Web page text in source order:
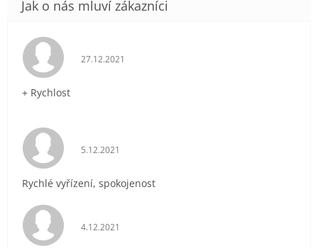
Hodnocení obchodu je 5 z 5 hvězdiček.
27.12.2021
+ Rychlost
Hodnocení obchodu je 5 z 5 hvězdiček.
5.12.2021
Rychlé vyřízení, spokojenost
Hodnocení obchodu je 5 z 5 hvězdiček.
4.12.2021